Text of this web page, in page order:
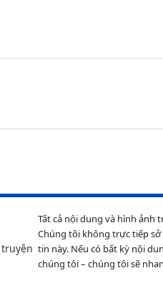
Tất cả nội dung và hình
Chúng tôi không trực tiếp
tin này. Nếu có bất kỳ nội
chúng tôi – chúng tôi sẽ